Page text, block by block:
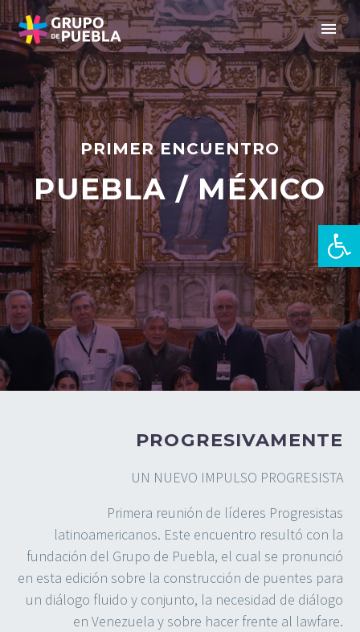
pt
PRIMER ENCUENTRO
PUEBLA / MÉXICO
PROGRESIVAMENTE
UN NUEVO IMPULSO PROGRESISTA
Primera reunión de líderes Progresistas
latinoamericanos. Este encuentro resultó con la
fundación del Grupo de Puebla, el cual se pronunció
en esta edición sobre la construcción de puentes para
un diálogo fluido y conjunto, la necesidad de diálogo
en Venezuela y sobre hacer frente al lawfare.